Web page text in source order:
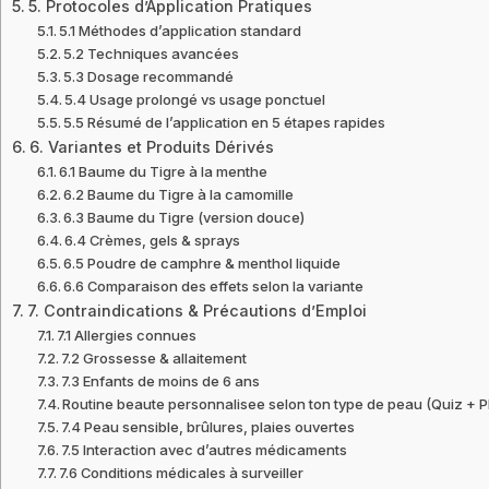
5. Protocoles d’Application Pratiques
5.1 Méthodes d’application standard
5.2 Techniques avancées
5.3 Dosage recommandé
5.4 Usage prolongé vs usage ponctuel
5.5 Résumé de l’application en 5 étapes rapides
6. Variantes et Produits Dérivés
6.1 Baume du Tigre à la menthe
6.2 Baume du Tigre à la camomille
6.3 Baume du Tigre (version douce)
6.4 Crèmes, gels & sprays
6.5 Poudre de camphre & menthol liquide
6.6 Comparaison des effets selon la variante
7. Contraindications & Précautions d’Emploi
7.1 Allergies connues
7.2 Grossesse & allaitement
7.3 Enfants de moins de 6 ans
Routine beaute personnalisee selon ton type de peau (Quiz +
7.4 Peau sensible, brûlures, plaies ouvertes
7.5 Interaction avec d’autres médicaments
7.6 Conditions médicales à surveiller